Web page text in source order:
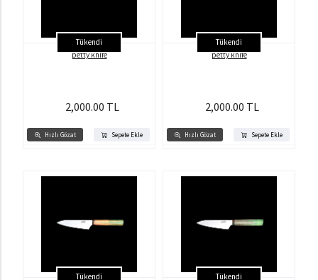
Tükendi
Hızlı Gözat Sepete Ekle
petty knife
2,000.00 TL
Tükendi
Hızlı Gözat Sepete Ekle
petty knife
2,000.00 TL
Tükendi Tükendi